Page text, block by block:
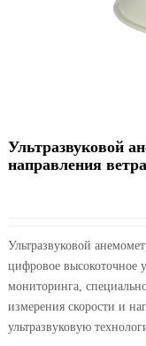
Ультразвуковой
направления
Ультразвуковой
цифровое высокоточное
мониторинга,
измерения скорости и
ультразвуковую